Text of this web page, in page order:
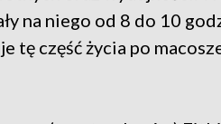
na niego od 8 do 10
tę część życia po